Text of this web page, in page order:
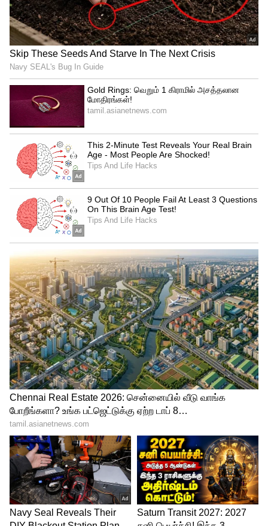
செய்முறை: நீங்கள் அமர்ந்திருக்கும்
நாற்காலியிலிருந்து கைகளை முன்னால்
நீட்டியபடி எழுந்து நில்லுங்கள். பின்னர்
மீண்டும் நாற்காலியில் அமருங்கள்.
நேரம்: 1 நிமிடம் (தொடர்ந்து 10 முதல் 15
முறை).
நன்மை: இது உங்கள் கால்கள் மற்றும்
இடுப்புப் பகுதி தசைகளை வலுவாக்கும்.
4
7
Image Credit :Getty